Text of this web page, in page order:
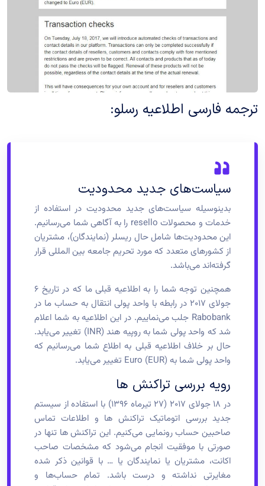
ترجمه فارسی اطلاعیه رسلو:
سیاست‌های جدید محدودیت
بدینوسیله سیاست‌های جدید محدودیت در استفاده از
خدمات و محصولات resello را به آگاهی شما می‌رسانیم.
این محدودیت‌ها شامل حال ریسلر (نمایندگان)، مشتریان
از کشورهای متعدد که مورد تحریم جامعه بین المللی قرار
گرفته‌اند می‌باشد.
همچنین توجه شما را به اطلاعیه قبلی ما که در تاریخ ۶
جولای ۲۰۱۷ در رابطه با واحد پولی انتقال به حساب ما در
Rabobank جلب می‌نماییم. در این اطلاعیه به شما اعلام
شد که واحد پولی شما به روپیه هند (INR) تغییر می‌یابد.
حال بر خلاف اطلاعیه قبلی به اطلاع شما می‌رسانیم که
واحد پولی شما به Euro (EUR) تغییر می‌یابد.
رویه بررسی تراکنش ها
در ۱۸ جولای ۲۰۱۷ (۲۷ تیرماه ۱۳۹۶) با استفاده از سیستم
جدید بررسی اتوماتیک تراکنش ها و اطلاعات تماس
صاحبین حساب رونمایی می‌کنیم. این تراکنش ها تنها در
صورتی با موفقیت انجام می‌شود که مشخصات صاحب
اکانت، مشتریان یا نمایندگان یا … با قوانین ذکر شده
مغایرتی نداشته و درست باشد. تمام حساب‌ها و